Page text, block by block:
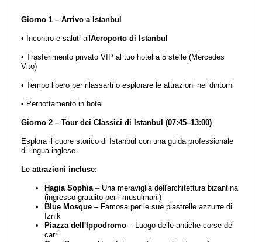
Giorno 1 – Arrivo a Istanbul
• Incontro e saluti all Aeroporto di Istanbul
• Trasferimento privato VIP al tuo hotel a 5 stelle (Mercedes
Vito)
• Tempo libero per rilassarti o esplorare le attrazioni nei dintorni
• Pernottamento in hotel
Giorno 2 – Tour dei Classici di Istanbul (07:45–13:00)
Esplora il cuore storico di Istanbul con una guida professionale
di lingua inglese.
Le attrazioni incluse:
Hagia Sophia– Una meraviglia dell'architettura bizantina
(ingresso gratuito per i musulmani)
Blue Mosque – Famosa per le sue piastrelle azzurre di
Iznik
Piazza dell'Ippodromo – Luogo delle antiche corse dei
carri